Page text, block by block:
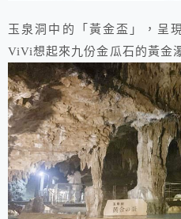
玉泉洞中的「黃金盃」，呈
ViVi想起來九份金瓜石的黃金